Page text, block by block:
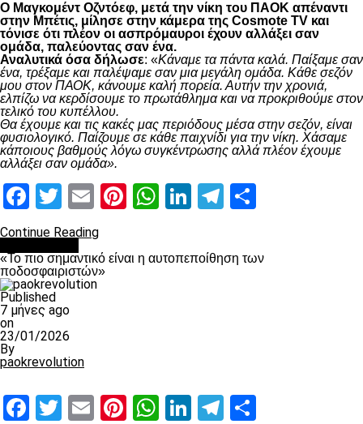
Ο Μαγκομέντ Οζντόεφ, μετά την νίκη του ΠΑΟΚ απέναντι
στην Μπέτις, μίλησε στην κάμερα της Cosmote TV και
τόνισε ότι πλέον οι ασπρόμαυροι έχουν αλλάξει σαν
ομάδα, παλεύοντας σαν ένα.
Αναλυτικά όσα δήλωσε: «Κάναμε τα πάντα καλά. Παίξαμε σαν
ένα, τρέξαμε και παλέψαμε σαν μια μεγάλη ομάδα. Κάθε σεζόν
μου στον ΠΑΟΚ, κάνουμε καλή πορεία. Αυτήν την χρονιά,
ελπίζω να κερδίσουμε το πρωτάθλημα και να προκριθούμε στον
τελικό του κυπέλλου.
Θα έχουμε και τις κακές μας περιόδους μέσα στην σεζόν, είναι
φυσιολογικό. Παίζουμε σε κάθε παιχνίδι για την νίκη. Χάσαμε
κάποιους βαθμούς λόγω συγκέντρωσης αλλά πλέον έχουμε
αλλάξει σαν ομάδα».
Facebook
Twitter
EmailPinterest
WhatsApp
LinkedIn
Telegram
Continue Reading
«Το πιο σημαντικό είναι η αυτοπεποίθηση των
ποδοσφαιριστών»
Published
7 μήνες ago
on
23/01/2026
By
paokrevolution
Facebook
Twitter
EmailPinterest
WhatsApp
LinkedIn
Telegram